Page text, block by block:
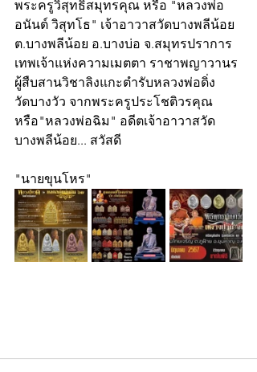
พระครูวิสุทธิ์สมุทรคุณ หรือ "หลวงพ่อ
อนันต์ วิสุทโธ" เจ้าอาวาสวัดบางพลีน้อย
ต.บางพลีน้อย อ.บางบ่อ จ.สมุทรปราการ
เทพเจ้าแห่งความเมตตา ราชาพญาวานร
ผู้สืบสานวิชาลิงแกะตำรับหลวงพ่อดิ่ง
วัดบางวัว จากพระครูประโชติวรคุณ
หรือ"หลวงพ่อฉิม" อดีตเจ้าอาวาสวัด
บางพลีน้อย... สวัสดี
"นายขุนโหร"